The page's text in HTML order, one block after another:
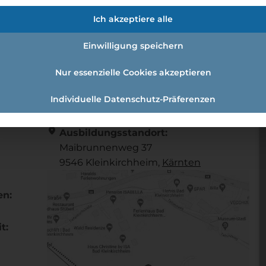
in
Gastgewerbeassistent/in
location_on Ausbildungsstandort:
Maibrunnenweg 37
9546 Kleinkirchheim, Kärnten
Ich akzeptiere alle
Einwilligung speichern
Nur essenzielle Cookies akzeptieren
Individuelle Datenschutz-Präferenzen